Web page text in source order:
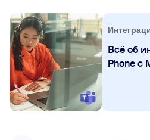
Всё об
Phone с